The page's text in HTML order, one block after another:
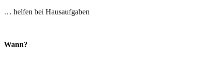
… helfen bei Hausaufgaben
Wann?